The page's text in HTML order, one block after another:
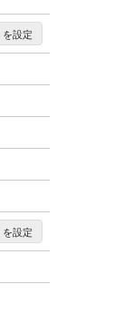
を設定
を設定